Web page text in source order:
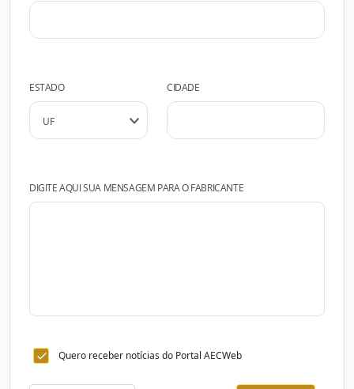
ESTADO CIDADE
DIGITE AQUI SUA MENSAGEM PARA O FABRICANTE
Quero receber notícias do Portal AECWeb